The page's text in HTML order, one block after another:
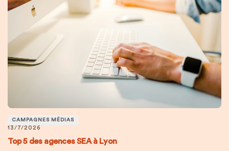
CAMPAGNES MÉDIAS
13/7/2026
Top 5 des agences SEA à Lyon